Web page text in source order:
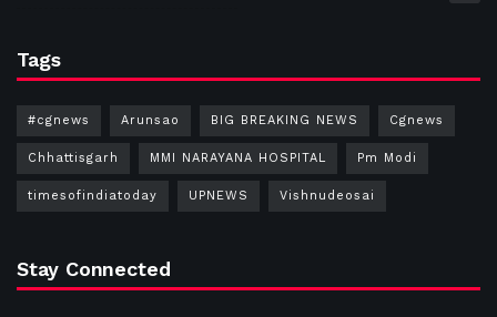
Tags
#cgnews Arunsao BIG BREAKING NEWS Cgnews
Chhattisgarh MMI NARAYANA HOSPITAL Pm Modi
timesofindiatoday UPNEWS Vishnudeosai
Stay Connected